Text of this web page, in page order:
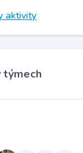
aktivity
týmech